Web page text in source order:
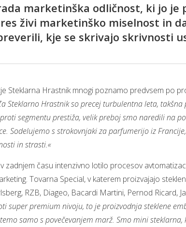
marketinška odličnost, ki jo
živi marketinško miselnost in
kje se skrivajo skrivnosti
Steklarna Hrastnik mnogi poznamo predvsem po
Steklarno Hrastnik so precej turbulentna leta,
segmentu prestiža, velik preboj smo naredili na
Sodelujemo s strokovnjaki za parfumerijo iz
in strasti.«
zadnjem času intenzivno lotilo procesov
Tovarna Special, v katerem proizvajajo
RZB, Diageo, Bacardi Martini, Pernod Ricard,
super premium nivoju, to je proizvodnja steklene
samo s povečevanjem marž. Smo mini